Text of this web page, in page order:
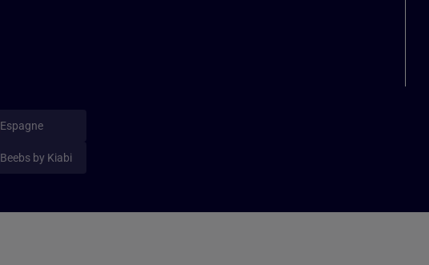
Espagne
Beebs by Kiabi